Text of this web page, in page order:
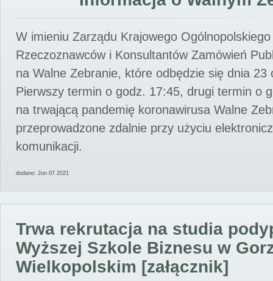
W imieniu Zarządu Krajowego
Rzeczoznawców i Konsultantów Zamówień
na Walne Zebranie, które odbędzie się dnia 23
Pierwszy termin o godz. 17:45, drugi termin o
na trwającą pandemię koronawirusa Walne
przeprowadzone zdalnie przy użyciu
komunikacji.
dodano: Jun 07 2021
Trwa rekrutacja na studia
Wyższej Szkole Biznesu w
Wielkopolskim [załącznik]